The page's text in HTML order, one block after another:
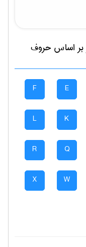
بر اساس حروف
E
F
K
L
Q
R
W
X